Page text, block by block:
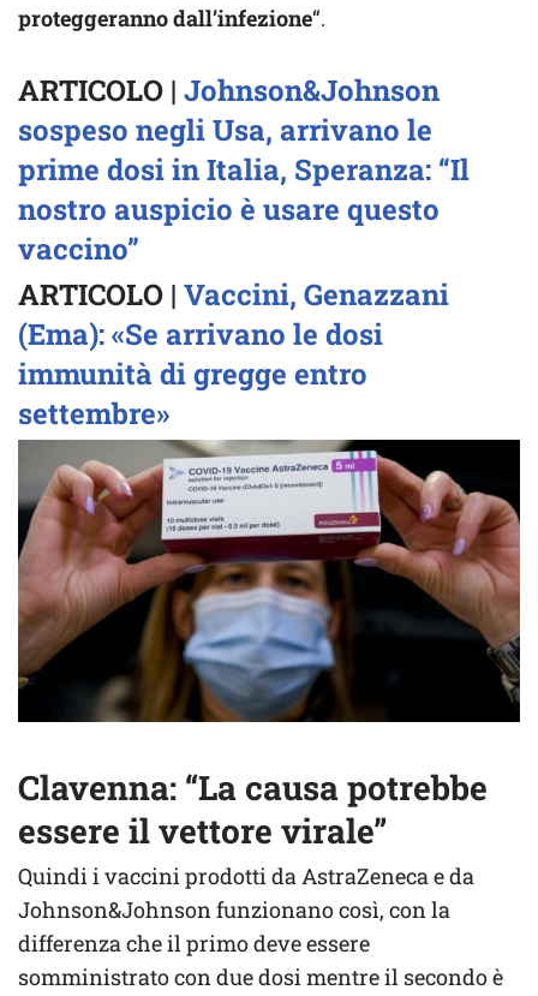
proteggeranno dall’infezione“.
ARTICOLO | Johnson&Johnson
sospeso negli Usa, arrivano le
prime dosi in Italia, Speranza: “Il
nostro auspicio è usare questo
vaccino”
ARTICOLO | Vaccini, Genazzani
(Ema): «Se arrivano le dosi
immunità di gregge entro
settembre»
Clavenna: “La causa potrebbe
essere il vettore virale”
Quindi i vaccini prodotti da AstraZeneca e da
Johnson&Johnson funzionano così, con la
differenza che il primo deve essere
somministrato con due dosi mentre il secondo è